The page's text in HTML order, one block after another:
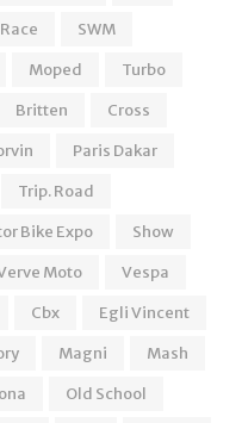
SWM
Moped
Turbo
Britten
Cross
Paris Dakar
Trip. Road
Bike Expo
Show
Moto
Vespa
Cbx
Egli Vincent
Magni
Mash
Old School